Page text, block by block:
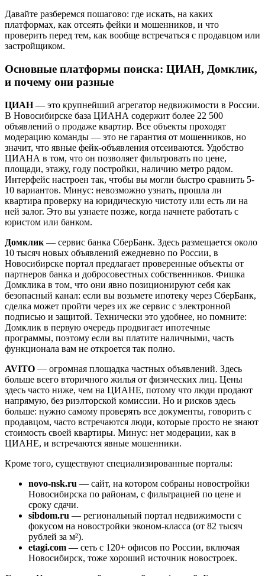
Давайте разберемся пошагово: где искать, на каких
платформах, как отсеять фейки и мошенников, и что
проверить перед тем, как вообще встречаться с продавцом или
застройщиком.
Основные платформы поиска: ЦИАН, Домклик,
и почему они разные
ЦИАН— это крупнейший агрегатор недвижимости в России.
В Новосибирске база ЦИАНА содержит более 22 500
объявлений о продаже квартир. Все объекты проходят
модерацию команды — это не гарантия от мошенников, но
значит, что явные фейк-объявления отсеиваются. Удобство
ЦИАНА в том, что он позволяет фильтровать по цене,
площади, этажу, году постройки, наличию метро рядом.
Интерфейс настроен так, чтобы вы могли быстро сравнить 5-
10 вариантов. Минус: невозможно узнать, прошла ли
квартира проверку на юридическую чистоту или есть ли на
ней залог. Это вы узнаете позже, когда начнете работать с
юристом или банком.
Домклик — сервис банка СберБанк. Здесь размещается около
10 тысяч новых объявлений ежедневно по России, в
Новосибирске портал предлагает проверенные объекты от
партнеров банка и добросовестных собственников. Фишка
Домклика в том, что они явно позиционируют себя как
безопасный канал: если вы возьмете ипотеку через СберБанк,
сделка может пройти через их же сервис с электронной
подписью и защитой. Технически это удобнее, но помните:
Домклик в первую очередь продвигает ипотечные
программы, поэтому если вы платите наличными, часть
функционала вам не откроется так полно.
AVITO — огромная площадка частных объявлений. Здесь
больше всего вторичного жилья от физических лиц. Цены
здесь часто ниже, чем на ЦИАНЕ, потому что люди продают
напрямую, без риэлторской комиссии. Но и рисков здесь
больше: нужно самому проверять все документы, говорить с
продавцом, часто встречаются люди, которые просто не знают
стоимость своей квартиры. Минус: нет модерации, как в
ЦИАНЕ, и встречаются явные мошенники.
Кроме того, существуют специализированные порталы:
novo-nsk.ru — сайт, на котором собраны новостройки
Новосибирска по районам, с фильтрацией по цене и
сроку сдачи.
sibdom.ru — региональный портал недвижимости с
фокусом на новостройки эконом-класса (от 82 тысяч
рублей за м²).
etagi.com — сеть с 120+ офисов по России, включая
Новосибирск, тоже хороший источник новостроек.